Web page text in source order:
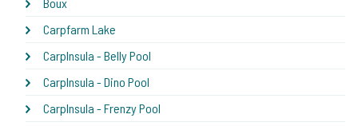
Carpfarm Lake
CarpInsula - Belly Pool
CarpInsula - Dino Pool
CarpInsula - Frenzy Pool